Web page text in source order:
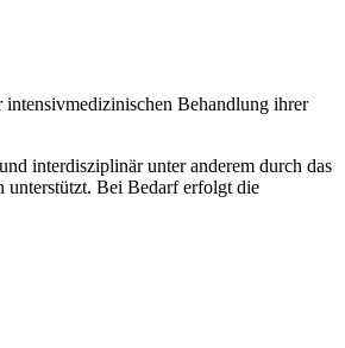
Behandlung ihrer
interdisziplinär unter anderem durch das
Bei Bedarf erfolgt die